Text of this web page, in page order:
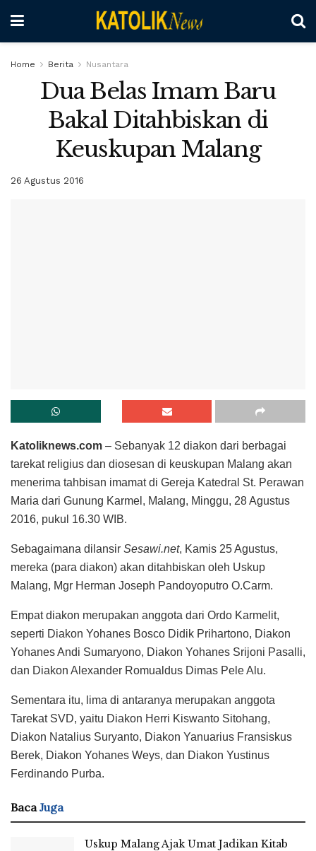
Home Berita Nusantara
Dua Belas Imam Baru
Bakal Ditahbiskan di
Keuskupan Malang
26 Agustus 2016
Katoliknews.com – Sebanyak 12 diakon dari berbagai
tarekat religius dan diosesan di keuskupan Malang akan
menerima tahbisan imamat di Gereja Katedral St. Perawan
Maria dari Gunung Karmel, Malang, Minggu, 28 Agustus
2016, pukul 16.30 WIB.
Sebagaimana dilansir Sesawi.net, Kamis 25 Agustus,
mereka (para diakon) akan ditahbiskan oleh Uskup
Malang, Mgr Herman Joseph Pandoyoputro O.Carm.
Empat diakon merupakan anggota dari Ordo Karmelit,
seperti Diakon Yohanes Bosco Didik Prihartono, Diakon
Yohanes Andi Sumaryono, Diakon Yohanes Srijoni Pasalli,
dan Diakon Alexander Romualdus Dimas Pele Alu.
Sementara itu, lima di antaranya merupakan anggota
Tarekat SVD, yaitu Diakon Herri Kiswanto Sitohang,
Diakon Natalius Suryanto, Diakon Yanuarius Fransiskus
Berek, Diakon Yohanes Weys, dan Diakon Yustinus
Ferdinando Purba.
Baca Juga
Uskup Malang Ajak Umat Jadikan Kitab